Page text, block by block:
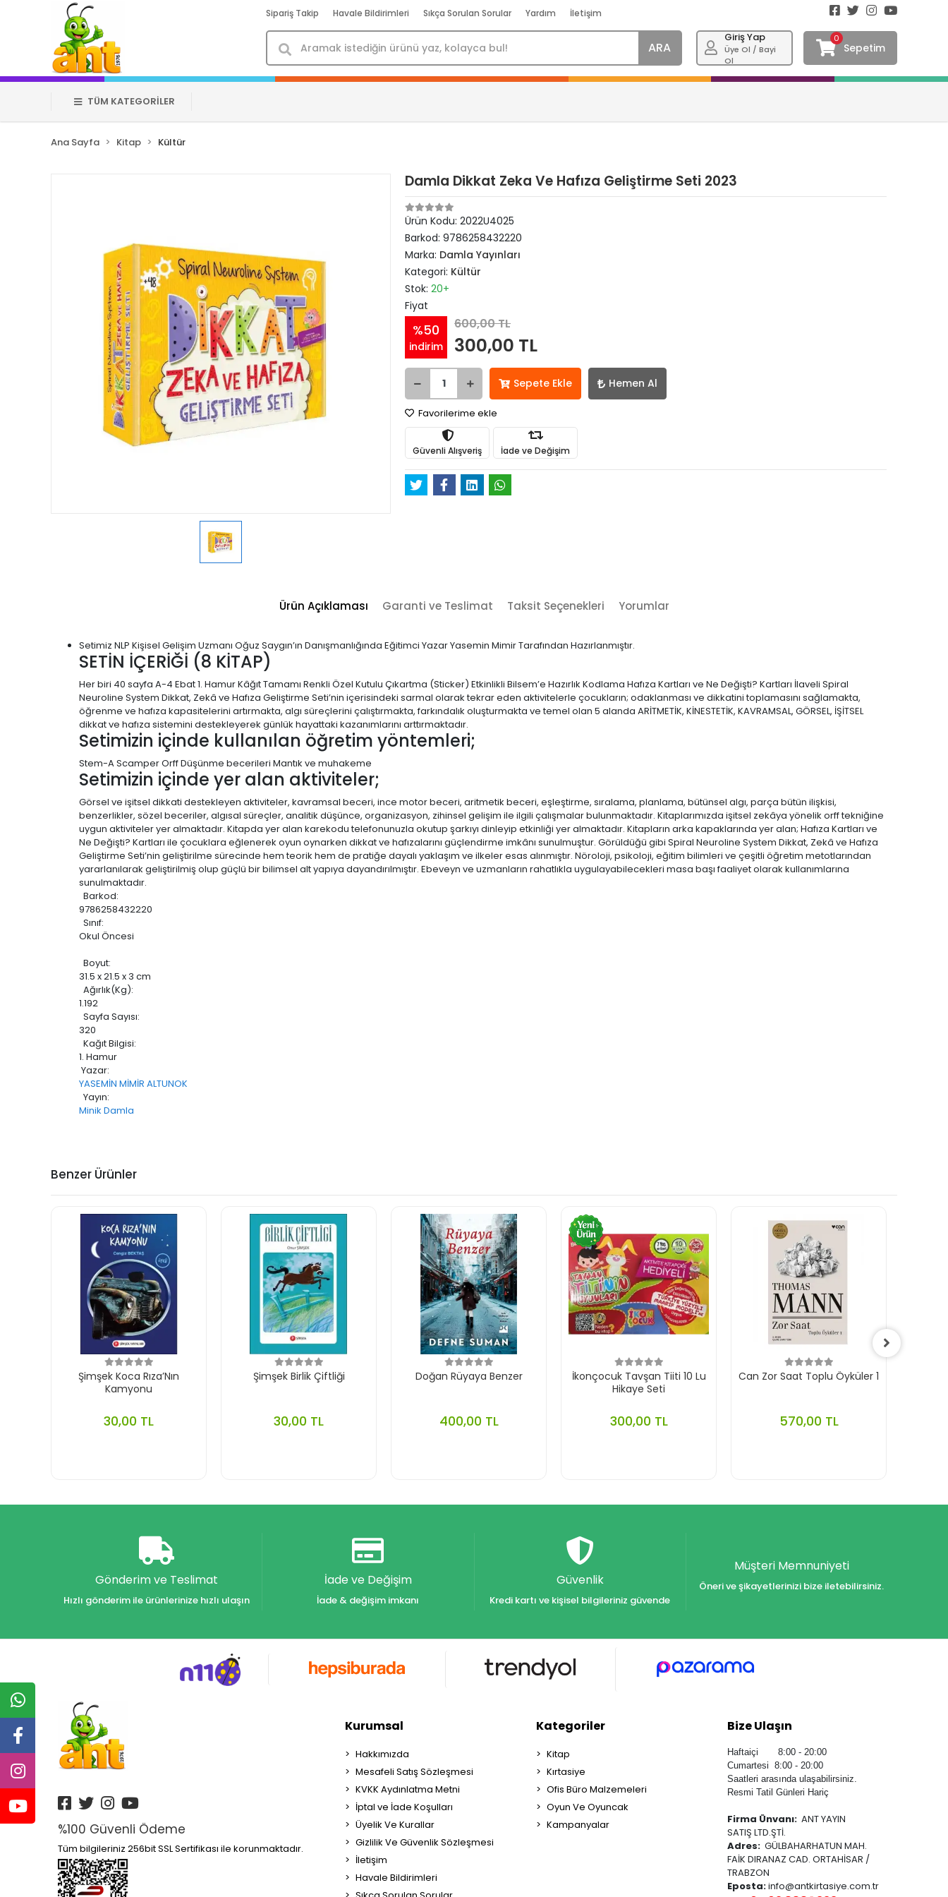
Sipariş Takip Havale Bildirimleri Sıkça Sorulan Sorular Yardım İletişim
ARA
Giriş Yap
Üye Ol / Bayi
Ol
0
Sepetim
TÜM KATEGORİLER
Ana Sayfa Kitap Kültür
Damla Dikkat Zeka Ve Hafıza Geliştirme Seti 2023
Ürün Kodu:2022U4025
Barkod:9786258432220
Marka: Damla Yayınları
Kategori: Kültür
Stok:20+
Fiyat
%50
indirim
600,00 TL
300,00 TL
Sepete Ekle Hemen Al
Favorilerime ekle
Güvenli Alışveriş İade ve Değişim
Ürün Açıklaması Garanti ve Teslimat Taksit Seçenekleri Yorumlar
Setimiz NLP Kişisel Gelişim Uzmanı Oğuz Saygın’ın Danışmanlığında Eğitimci Yazar Yasemin Mimir Tarafından Hazırlanmıştır.
SETİN İÇERİĞİ (8 KİTAP)
Her biri 40 sayfa A-4 Ebat 1. Hamur Kâğıt Tamamı Renkli Özel Kutulu Çıkartma (Sticker) Etkinlikli Bilsem’e Hazırlık Kodlama Hafıza Kartları ve Ne Değişti? Kartları İlaveli Spiral
Neuroline System Dikkat, Zekâ ve Hafıza Geliştirme Seti’nin içerisindeki sarmal olarak tekrar eden aktivitelerle çocukların; odaklanması ve dikkatini toplamasını sağlamakta,
öğrenme ve hafıza kapasitelerini artırmakta, algı süreçlerini çalıştırmakta, farkındalık oluşturmakta ve temel olan 5 alanda ARİTMETİK, KİNESTETİK, KAVRAMSAL, GÖRSEL, İŞİTSEL
dikkat ve hafıza sistemini destekleyerek günlük hayattaki kazanımlarını arttırmaktadır.
Setimizin içinde kullanılan öğretim yöntemleri;
Stem-A Scamper Orff Düşünme becerileri Mantık ve muhakeme
Setimizin içinde yer alan aktiviteler;
Görsel ve işitsel dikkati destekleyen aktiviteler, kavramsal beceri, ince motor beceri, aritmetik beceri, eşleştirme, sıralama, planlama, bütünsel algı, parça bütün ilişkisi,
benzerlikler, sözel beceriler, algısal süreçler, analitik düşünce, organizasyon, zihinsel gelişim ile ilgili çalışmalar bulunmaktadır. Kitaplarımızda işitsel zekâya yönelik orff tekniğine
uygun aktiviteler yer almaktadır. Kitapda yer alan karekodu telefonunuzla okutup şarkıyı dinleyip etkinliği yer almaktadır. Kitapların arka kapaklarında yer alan; Hafıza Kartları ve
Ne Değişti? Kartları ile çocuklara eğlenerek oyun oynarken dikkat ve hafızalarını güçlendirme imkânı sunulmuştur. Görüldüğü gibi Spiral Neuroline System Dikkat, Zekâ ve Hafıza
Geliştirme Seti’nin geliştirilme sürecinde hem teorik hem de pratiğe dayalı yaklaşım ve ilkeler esas alınmıştır. Nöroloji, psikoloji, eğitim bilimleri ve çeşitli öğretim metotlarından
yararlanılarak geliştirilmiş olup güçlü bir bilimsel alt yapıya dayandırılmıştır. Ebeveyn ve uzmanların rahatlıkla uygulayabilecekleri masa başı faaliyet olarak kullanımlarına
sunulmaktadır.
Barkod:
9786258432220
Sınıf:
Okul Öncesi
Boyut:
31.5 x 21.5 x 3 cm
Ağırlık(Kg):
1.192
Sayfa Sayısı:
320
Kağıt Bilgisi:
1. Hamur
Yazar:
YASEMİN MİMİR ALTUNOK
Yayın:
Minik Damla
Benzer Ürünler
Şimşek Koca Rıza’Nın
Kamyonu
30,00 TL
Şimşek Birlik Çiftliği
30,00 TL
Doğan Rüyaya Benzer
400,00 TL
İkonçocuk Tavşan Tiiti 10 Lu
Hikaye Seti
300,00 TL
Can Zor Saat Toplu Öyküler 1
570,00 TL
Gönderim ve Teslimat
Hızlı gönderim ile ürünlerinize hızlı ulaşın
İade ve Değişim
İade & değişim imkanı
Güvenlik
Kredi kartı ve kişisel bilgileriniz güvende
Müşteri Memnuniyeti
Öneri ve şikayetlerinizi bize iletebilirsiniz.
%100 Güvenli Ödeme
Tüm bilgileriniz 256bit SSL Sertifikası ile korunmaktadır.
Kurumsal
Hakkımızda
Mesafeli Satış Sözleşmesi
KVKK Aydınlatma Metni
İptal ve İade Koşulları
Üyelik Ve Kurallar
Gizlilik Ve Güvenlik Sözleşmesi
İletişim
Havale Bildirimleri
Kategoriler
Kitap
Kırtasiye
Ofis Büro Malzemeleri
Oyun Ve Oyuncak
Kampanyalar
Bize Ulaşın
Haftaiçi 8:00 - 20:00
Cumartesi 8:00 - 20:00
Saatleri arasında ulaşabilirsiniz.
Resmi Tatil Günleri Hariç
Firma Ünvanı: ANT YAYIN
SATIŞ LTD.ŞTİ.
Adres: GÜLBAHARHATUN MAH.
FAİK DIRANAZ CAD. ORTAHİSAR /
TRABZON
Eposta:info@antkirtasiye.com.tr